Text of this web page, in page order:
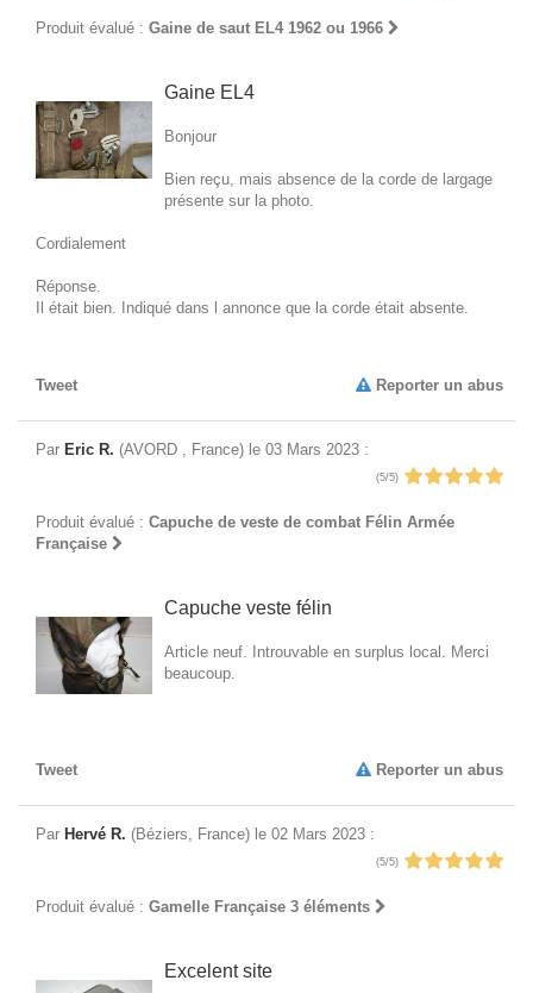
Produit évalué : Gaine de saut EL4 1962 ou 1966
Gaine EL4
Bonjour
Bien reçu, mais absence de la corde de largage
présente sur la photo.
Cordialement
Réponse.
Il était bien. Indiqué dans l annonce que la corde était absente.
Tweet Reporter un abus
Par Eric R. (AVORD , France) le 03 Mars 2023 :
(5/5)
Produit évalué : Capuche de veste de combat Félin Armée
Française
Capuche veste félin
Article neuf. Introuvable en surplus local. Merci
beaucoup.
Tweet Reporter un abus
Par Hervé R. (Béziers, France) le 02 Mars 2023 :
(5/5)
Produit évalué : Gamelle Française 3 éléments
Excelent site